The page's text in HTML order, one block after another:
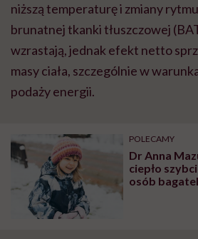
niższą temperaturę i zmiany
brunatnej tkanki tłuszczowej
wzrastają, jednak efekt netto
masy ciała, szczególnie w
podaży energii.
POLECAMY
Dr Anna
ciepło
osób